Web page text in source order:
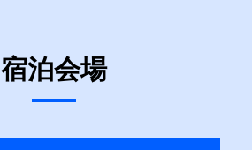
宿泊会場